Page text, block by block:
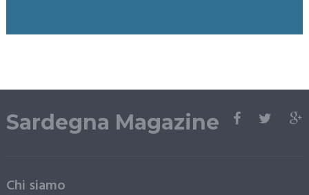
Sardegna Magazine
Chi siamo